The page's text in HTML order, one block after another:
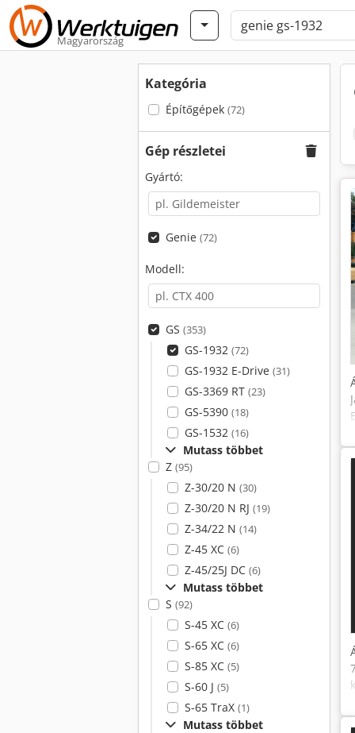
Magyarország
Kategória
Építőgépek (72)
Gép részletei
Gyártó:
Genie (72)
Modell:
GS (353)
GS-1932 (72)
GS-1932 E-Drive (31)
GS-3369 RT (23)
GS-5390 (18)
GS-1532 (16)
Mutass többet
Z (95)
Z-30/20 N (30)
Z-30/20 N RJ (19)
Z-34/22 N (14)
Z-45 XC (6)
Z-45/25J DC (6)
Mutass többet
S (92)
S-45 XC (6)
S-65 XC (6)
S-85 XC (5)
S-60 J (5)
S-65 TraX (1)
Mutass többet